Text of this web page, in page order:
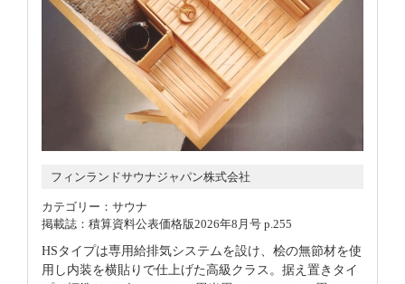
フィンランドサウナジャパン株式会社
カテゴリー：サウナ
掲載誌：積算資料公表価格版2026年8月号 p.255
HSタイプは専用給排気システムを設け、桧の無節材を使
用し内装を横貼りで仕上げた高級クラス。据え置きタイ